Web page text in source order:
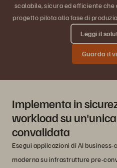
scalabile, sicura ed efficiente che
progetto pilota alla fase di
Leggi il
Guarda il
Implementa in
workload su
convalidata
Esegui applicazioni di AI
moderna su infrastrutture pre-